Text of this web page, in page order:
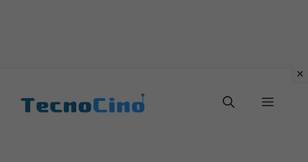
Menu